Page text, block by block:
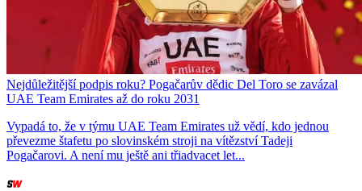
Nejdůležitější podpis roku? Pogačarův dědic Del Toro se zavázal
UAE Team Emirates až do roku 2031
Vypadá to, že v týmu UAE Team Emirates už vědí, kdo jednou
převezme štafetu po slovinském stroji na vítězství Tadeji
Pogačarovi. A není mu ještě ani třiadvacet let...